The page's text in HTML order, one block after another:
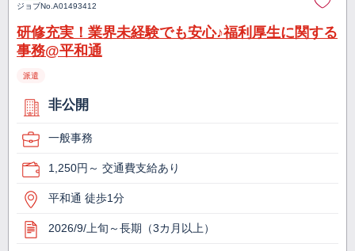
ジョブNo.A01493412
研修充実！業界未経験でも安心♪福利厚生に関する
事務@平和通
派遣
非公開
一般事務
1,250円～ 交通費支給あり
平和通 徒歩1分
2026/9/上旬～長期（3カ月以上）